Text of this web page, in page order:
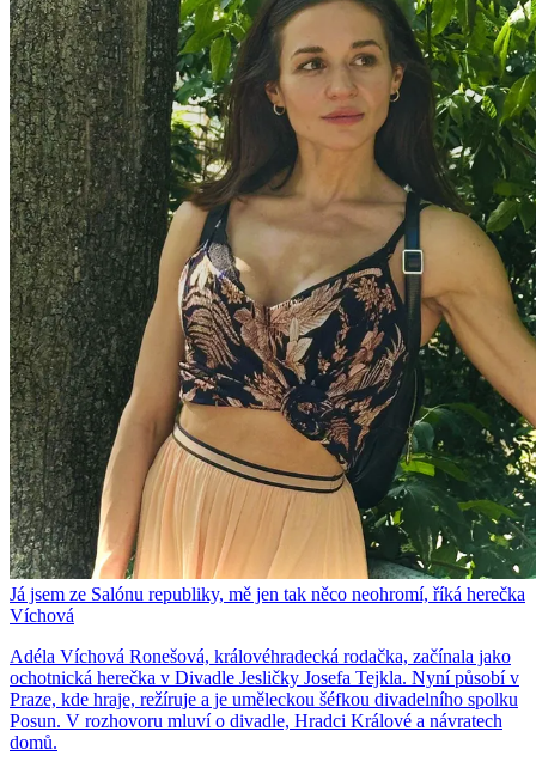
Já jsem ze Salónu republiky, mě jen tak něco neohromí, říká herečka
Víchová
Adéla Víchová Ronešová, královéhradecká rodačka, začínala jako
ochotnická herečka v Divadle Jesličky Josefa Tejkla. Nyní působí v
Praze, kde hraje, režíruje a je uměleckou šéfkou divadelního spolku
Posun. V rozhovoru mluví o divadle, Hradci Králové a návratech
domů.